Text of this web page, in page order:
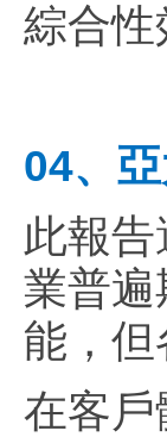
綜合性
04、
此報
業普遍
能，
在客